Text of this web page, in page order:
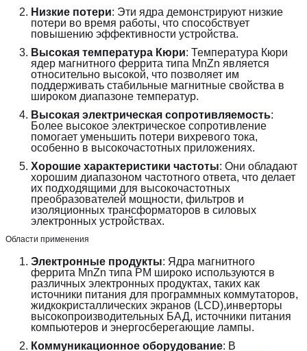
Низкие потери: Эти ядра демонстрируют низкие
потери во время работы, что способствует
повышению эффективности устройства.
Высокая температура Кюри: Температура Кюри
ядер магнитного феррита типа MnZn является
относительно высокой, что позволяет им
поддерживать стабильные магнитные свойства в
широком диапазоне температур.
Высокая электрическая сопротивляемость:
Более высокое электрическое сопротивление
помогает уменьшить потери вихревого тока,
особенно в высокочастотных приложениях.
Хорошие характеристики частоты: Они обладают
хорошим диапазоном частотного ответа, что делает
их подходящими для высокочастотных
преобразователей мощности, фильтров и
изоляционных трансформаторов в силовых
электронных устройствах.
Области применения
Электронные продукты: Ядра магнитного
феррита MnZn типа PM широко используются в
различных электронных продуктах, таких как
источники питания для программных коммутаторов,
жидкокристаллических экранов (LCD),инверторы
высокопроизводительных БАД, источники питания
компьютеров и энергосберегающие лампы.
Коммуникационное оборудование: В